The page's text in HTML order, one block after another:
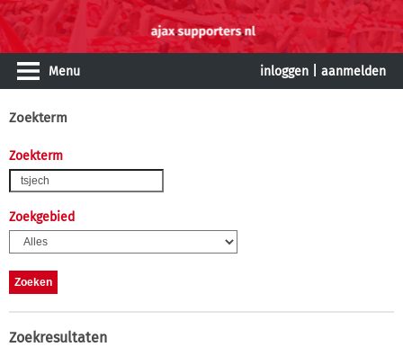
Menu inloggen aanmelden
Zoekterm
Zoekterm
Zoekgebied
Zoekresultaten